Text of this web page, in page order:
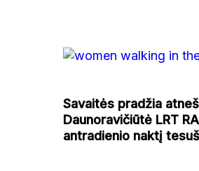
Savaitės pradžia
Daunoravičiūtė LRT
antradienio naktį